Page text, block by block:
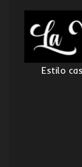
Estilo